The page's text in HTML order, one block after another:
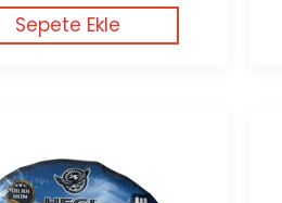
Sepete Ekle